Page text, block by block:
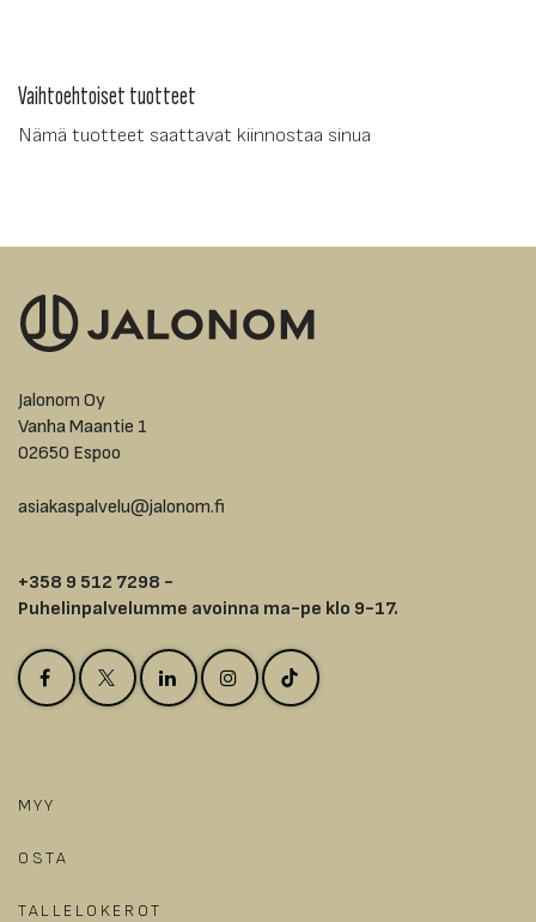
Vaihtoehtoiset tuotteet
Nämä tuotteet saattavat kiinnostaa sinua
Jalonom Oy
Vanha Maantie 1
02650 Espoo
asiakaspalvelu@jalonom.fi
+358 9 512 7298 -
Puhelinpalvelumme avoinna ma-pe klo 9-17.
MYY
OSTA
TALLELOKEROT